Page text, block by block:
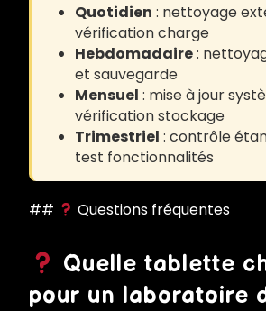
Quotidien : nettoyage
vérification charge
Hebdomadaire:
et sauvegarde
Mensuel : mise à jour
vérification stockage
Trimestriel : contrôle
test fonctionnalités
## Questions fréquentes
Quelle tablette
pour un laboratoire